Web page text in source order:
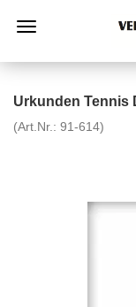
Urkunden Tennis
(Art.Nr.: 91-614)